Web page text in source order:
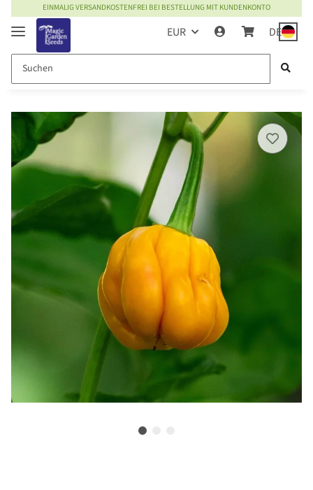
EINMALIG VERSANDKOSTENFREI BEI BESTELLUNG MIT KUNDENKONTO
EUR DE